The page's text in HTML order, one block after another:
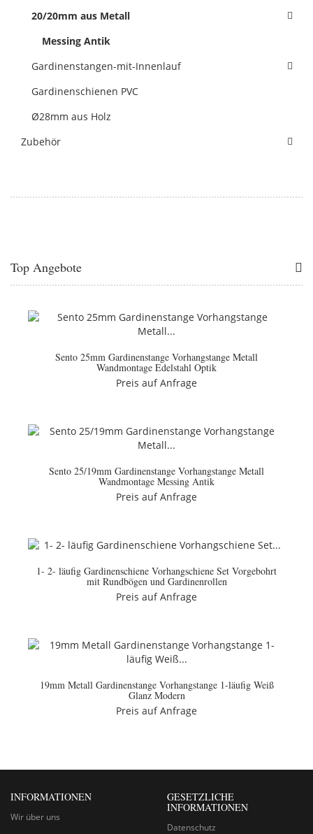
20/20mm aus Metall
Messing Antik
Gardinenstangen-mit-Innenlauf
Gardinenschienen PVC
Ø28mm aus Holz
Zubehör
Top Angebote
Sento 25mm Gardinenstange Vorhangstange Metall
Wandmontage Edelstahl Optik
Preis auf Anfrage
Sento 25/19mm Gardinenstange Vorhangstange Metall
Wandmontage Messing Antik
Preis auf Anfrage
1- 2- läufig Gardinenschiene Vorhangschiene Set Vorgebohrt
mit Rundbögen und Gardinenrollen
Preis auf Anfrage
19mm Metall Gardinenstange Vorhangstange 1-läufig Weiß
Glanz Modern
Preis auf Anfrage
INFORMATIONEN
Wir über uns
GESETZLICHE
INFORMATIONEN
Datenschutz